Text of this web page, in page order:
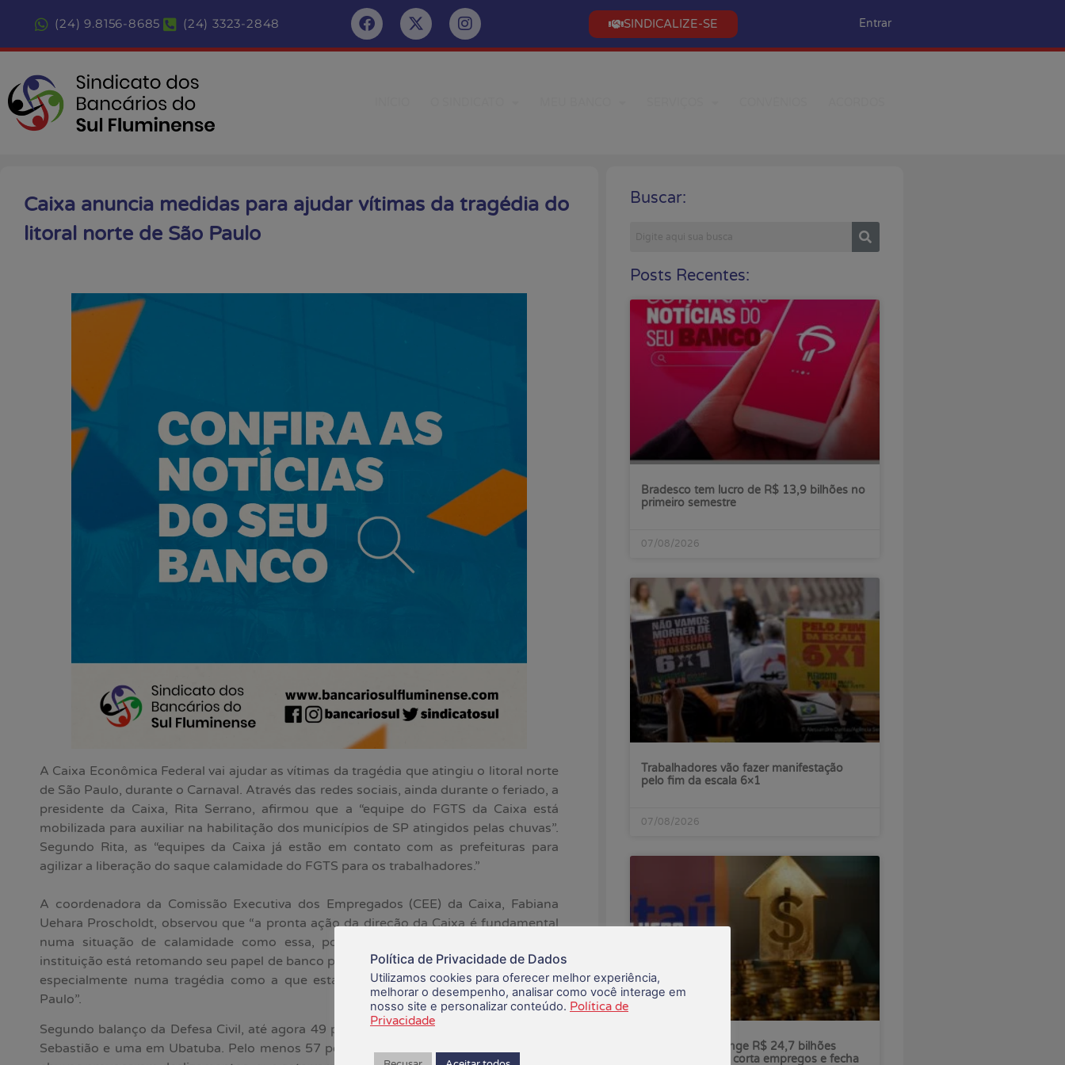
(24) 9.8156-8685 (24) 3323-2848 SINDICALIZE-SE Entrar
Caixa anuncia medidas para ajudar vítimas da tragédia do
litoral norte de São Paulo
A Caixa Econômica Federal vai ajudar as vítimas da tragédia que atingiu o litoral norte
de São Paulo, durante o Carnaval. Através das redes sociais, ainda durante o feriado, a
presidente da Caixa, Rita Serrano, afirmou que a “equipe do FGTS da Caixa está
mobilizada para auxiliar na habilitação dos municípios de SP atingidos pelas chuvas”.
Segundo Rita, as “equipes da Caixa já estão em contato com as prefeituras para
agilizar a liberação do saque calamidade do FGTS para os trabalhadores.”
A coordenadora da Comissão Executiva dos Empregados (CEE) da Caixa, Fabiana
Uehara Proscholdt, observou que “a pronta ação da direção da Caixa é fundamental
numa situação de calamidade como essa, pois mostra que, na nova gestão, a
instituição está retomando seu papel de banco público, capaz de agir pelo bem-estar,
especialmente numa tragédia como a que estamos vendo no litoral norte de São
Paulo”.
Segundo balanço da Defesa Civil, até agora 49 pessoas morreram, sendo 48 em São
Sebastião e uma em Ubatuba. Pelo menos 57 pessoas continuam desaparecidas. As
Buscar:
Posts Recentes:
Bradesco tem lucro de R$ 13,9 bilhões no
primeiro semestre
07/08/2026
Trabalhadores vão fazer manifestação
pelo fim da escala 6×1
07/08/2026
Lucro do Itaú atinge R$ 24,7 bilhões
enquanto banco corta empregos e fecha
Política de Privacidade de Dados
Utilizamos cookies para oferecer melhor experiência,
melhorar o desempenho, analisar como você interage em
nosso site e personalizar conteúdo. Política de
Privacidade